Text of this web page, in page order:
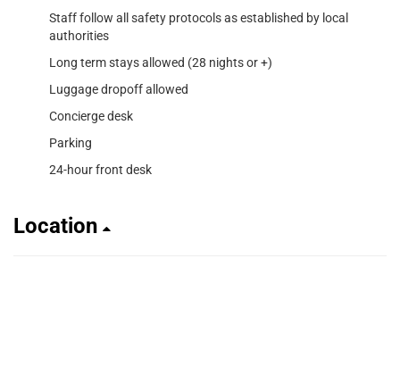
Staff follow all safety protocols as established by local
authorities
Long term stays allowed (28 nights or +)
Luggage dropoff allowed
Concierge desk
Parking
24-hour front desk
Location